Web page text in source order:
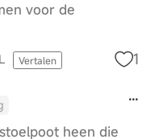
voor de
Vertalen 1
heen die